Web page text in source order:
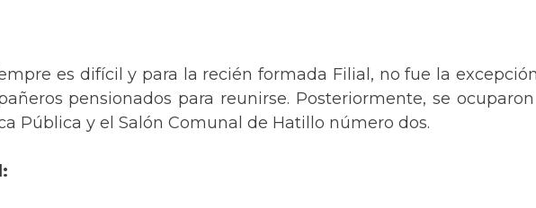
es difícil y para la recién formada Filial, no fue la
pensionados para reunirse. Posteriormente, se
Pública y el Salón Comunal de Hatillo número dos.